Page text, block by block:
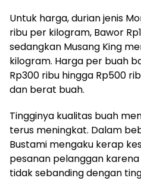
Untuk harga, durian jenis
ribu per kilogram, Bawor
sedangkan Musang King
kilogram. Harga per buah
Rp300 ribu hingga Rp500
dan berat buah.
Tingginya kualitas buah
terus meningkat. Dalam
Bustami mengaku kerap
pesanan pelanggan
tidak sebanding dengan